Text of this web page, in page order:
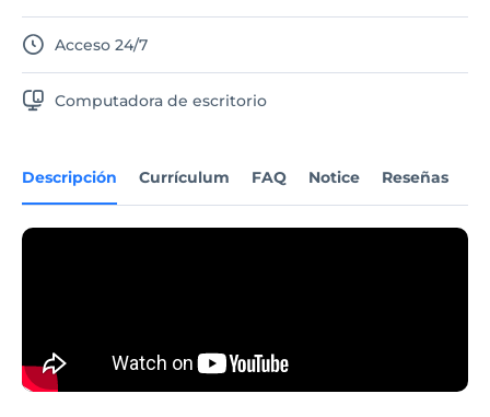
Descripción Currículum FAQ Notice Reseñas
Acceso 24/7
Computadora de escritorio